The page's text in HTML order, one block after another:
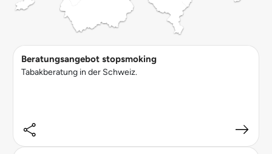
Beratungsangebot stopsmoking
Tabakberatung in der Schweiz.